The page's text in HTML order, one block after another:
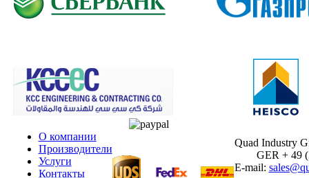
О компании
Производители
Услуги
Контакты
Quad Industry
GER + 49
E-mail: